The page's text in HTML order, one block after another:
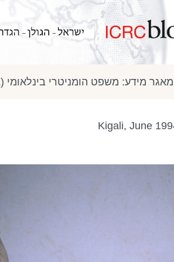
מאגר מידע: משפט הומניטרי בינלאומי (IHL)
Kigali, June